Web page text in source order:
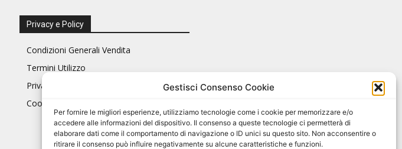
Gestisci Consenso Cookie
Per fornire le migliori esperienze, utilizziamo tecnologie come i cookie per memorizzare e/o
accedere alle informazioni del dispositivo. Il consenso a queste tecnologie ci permetterà di
elaborare dati come il comportamento di navigazione o ID unici su questo sito. Non acconsentire o
ritirare il consenso può influire negativamente su alcune caratteristiche e funzioni.
Privacy e Policy
Condizioni Generali Vendita
Termini Utilizzo
Privacy Policy
Cookie Policy (UE)